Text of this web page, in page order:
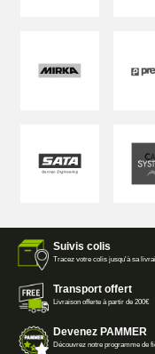
Suivis colis
Tracez votre colis jusqu'à sa
Transport offert
Livraison offerte à partir de 200€
Devenez PAMMER
Découvrez notre programme de